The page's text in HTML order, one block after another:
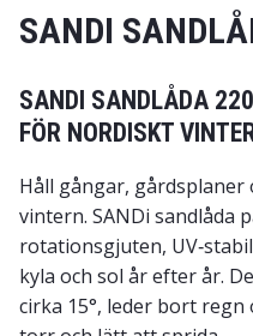
SANDI
SANDI SANDLÅDA
FÖR NORDISKT
Håll gångar,
vintern. SANDi sandlåda
rotationsgjuten,
kyla och sol år efter år.
cirka 15°, leder bort